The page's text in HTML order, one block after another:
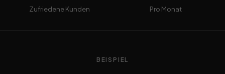
Zufriedene Kunden Pro Monat
BEISPIEL